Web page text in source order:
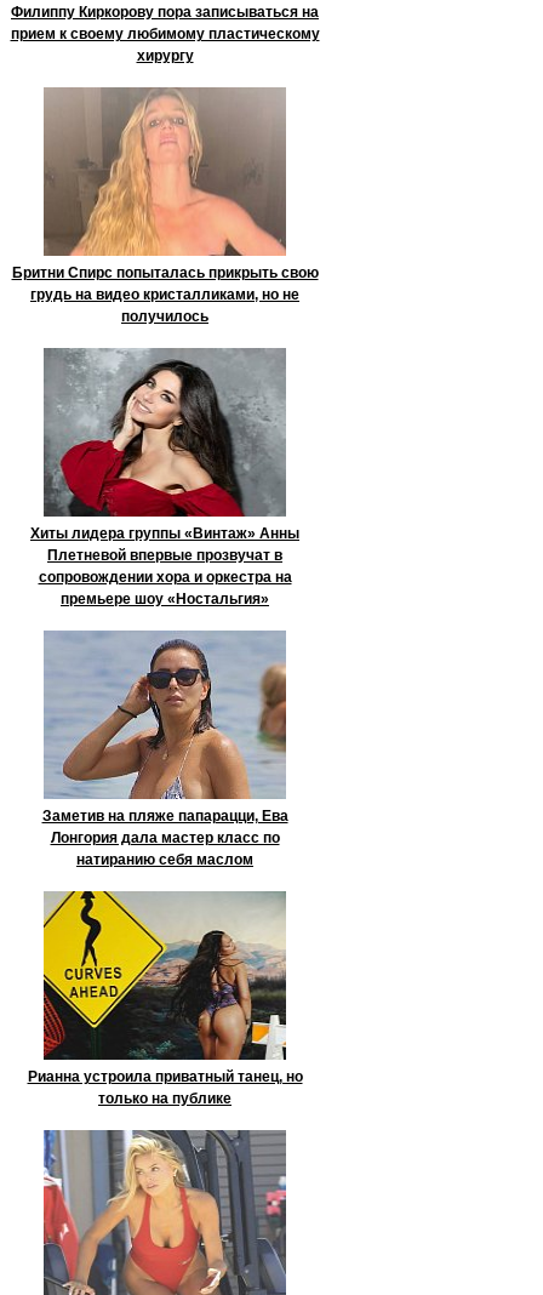
Филиппу Киркорову пора записываться на
прием к своему любимому пластическому
хирургу
Бритни Спирс попыталась прикрыть свою
грудь на видео кристалликами, но не
получилось
Хиты лидера группы «Винтаж» Анны
Плетневой впервые прозвучат в
сопровождении хора и оркестра на
премьере шоу «Ностальгия»
Заметив на пляже папарацци, Ева
Лонгория дала мастер класс по
натиранию себя маслом
Рианна устроила приватный танец, но
только на публике